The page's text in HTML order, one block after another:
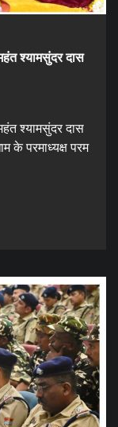
श्यामसुंदर दास
श्यामसुंदर दास
के परमाध्यक्ष परम